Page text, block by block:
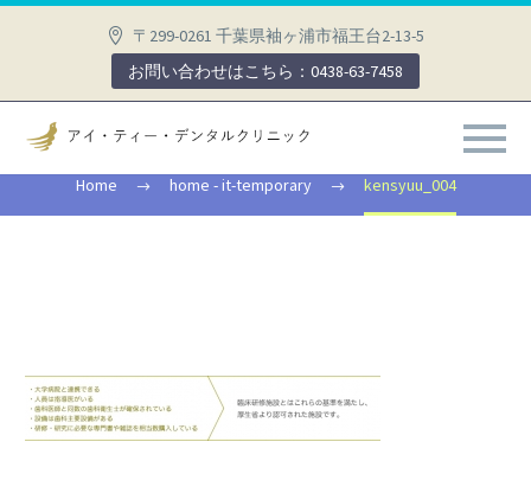
〒299-0261 千葉県袖ヶ浦市福王台2-13-5
お問い合わせはこちら：0438-63-7458
KENSYUU_004
Home home - it-temporary kensyuu_004